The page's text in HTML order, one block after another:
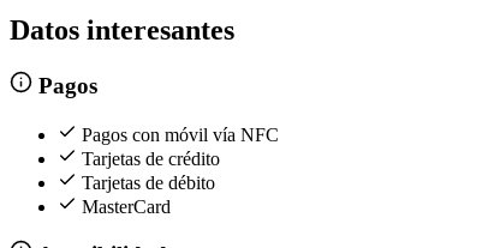
Datos interesantes
Pagos
Pagos con móvil vía NFC
Tarjetas de crédito
Tarjetas de débito
MasterCard